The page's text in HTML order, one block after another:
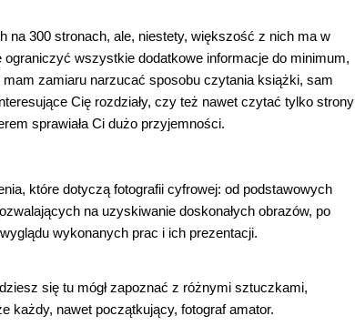
300 stronach, ale, niestety, większość z nich ma w
wszystkie dodatkowe informacje do minimum,
zamiaru narzucać sposobu czytania książki, sam
Cię rozdziały, czy też nawet czytać tylko strony
sprawiała Ci dużo przyjemności.
które dotyczą fotografii cyfrowej: od podstawowych
na uzyskiwanie doskonałych obrazów, po
wykonanych prac i ich prezentacji.
się tu mógł zapoznać z różnymi sztuczkami,
każdy, nawet początkujący, fotograf amator.